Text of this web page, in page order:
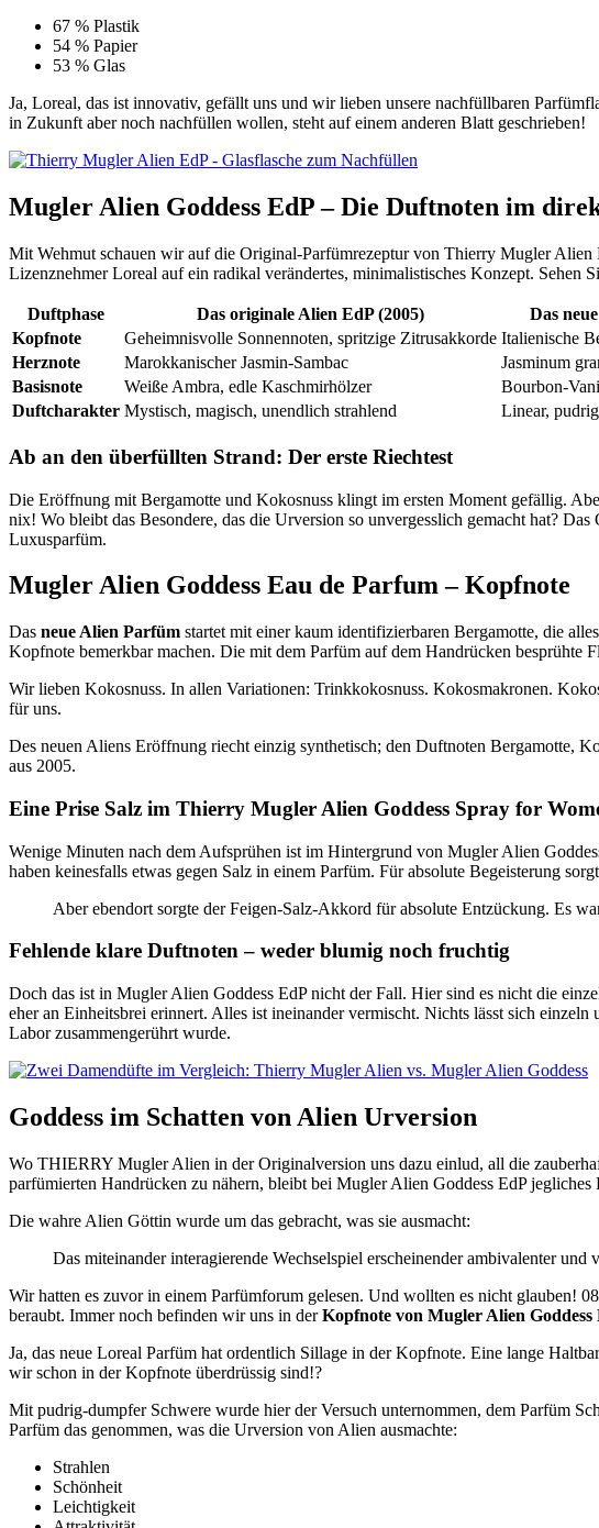
67 % Plastik
54 % Papier
53 % Glas
Ja, Loreal, das ist innovativ, gefällt uns und wir lieben unsere nachfüllbaren
in Zukunft aber noch nachfüllen wollen, steht auf einem anderen Blatt geschrieben!
Mugler Alien Goddess EdP – Die Duftnoten im
Mit Wehmut schauen wir auf die Original-Parfümrezeptur von Thierry Mugler Alien
Lizenznehmer Loreal auf ein radikal verändertes, minimalistisches Konzept. Sehen
Duftphase Das originale Alien EdP (2005)
Das
Kopfnote
Geheimnisvolle Sonnennoten, spritzige Zitrusakkorde Italienische
Herznote
Marokkanischer Jasmin-Sambac
Jasminum
Basisnote
Weiße Ambra, edle Kaschmirhölzer
Bourbon-
Duftcharakter Mystisch, magisch, unendlich strahlend Linear,
Ab an den überfüllten Strand: Der erste Riechtest
Die Eröffnung mit Bergamotte und Kokosnuss klingt im ersten Moment gefällig.
nix! Wo bleibt das Besondere, das die Urversion so unvergesslich gemacht hat?
Luxusparfüm.
Mugler Alien Goddess Eau de Parfum – Kopfnote
Das neue Alien Parfüm startet mit einer kaum identifizierbaren Bergamotte, die
Kopfnote bemerkbar machen. Die mit dem Parfüm auf dem Handrücken besprühte
Wir lieben Kokosnuss. In allen Variationen: Trinkkokosnuss. Kokosmakronen.
für uns.
Des neuen Aliens Eröffnung riecht einzig synthetisch; den Duftnoten Bergamotte,
aus 2005.
Eine Prise Salz im Thierry Mugler Alien Goddess Spray for
Wenige Minuten nach dem Aufsprühen ist im Hintergrund von Mugler Alien
haben keinesfalls etwas gegen Salz in einem Parfüm. Für absolute Begeisterung
Aber ebendort sorgte der Feigen-Salz-Akkord für absolute Entzückung. Es
Fehlende klare Duftnoten – weder blumig noch fruchtig
Doch das ist in Mugler Alien Goddess EdP nicht der Fall. Hier sind es nicht die
eher an Einheitsbrei erinnert. Alles ist ineinander vermischt. Nichts lässt sich
Labor zusammengerührt wurde.
Goddess im Schatten von Alien Urversion
Wo THIERRY Mugler Alien in der Originalversion uns dazu einlud, all die
parfümierten Handrücken zu nähern, bleibt bei Mugler Alien Goddess EdP
Die wahre Alien Göttin wurde um das gebracht, was sie ausmacht:
Das miteinander interagierende Wechselspiel erscheinender ambivalenter und
Wir hatten es zuvor in einem Parfümforum gelesen. Und wollten es nicht glauben!
beraubt. Immer noch befinden wir uns in derKopfnote von Mugler Alien Goddess
Ja, das neue Loreal Parfüm hat ordentlich Sillage in der Kopfnote. Eine lange
wir schon in der Kopfnote überdrüssig sind!?
Mit pudrig-dumpfer Schwere wurde hier der Versuch unternommen, dem Parfüm
Parfüm das genommen, was die Urversion von Alien ausmachte:
Strahlen
Schönheit
Leichtigkeit